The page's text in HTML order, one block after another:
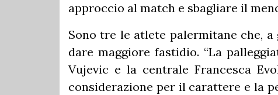
approccio al match e sbagliare il
Sono tre le atlete palermitane che,
dare maggiore fastidio. “La
Vujevic e la centrale Francesca
considerazione per il carattere e la